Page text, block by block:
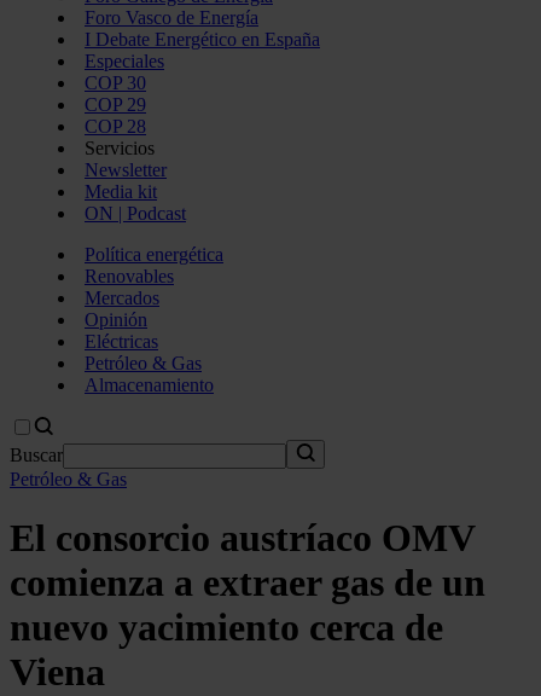
Foro Vasco de Energía
I Debate Energético en España
Especiales
COP 30
COP 29
COP 28
Servicios
Newsletter
Media kit
ON | Podcast
Política energética
Renovables
Mercados
Opinión
Eléctricas
Petróleo & Gas
Almacenamiento
Buscar
Petróleo & Gas
El consorcio austríaco OMV
comienza a extraer gas de un
nuevo yacimiento cerca de
Viena